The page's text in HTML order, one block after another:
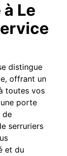
Le
distingue
offrant un
toutes vos
porte
de
serruriers
et du